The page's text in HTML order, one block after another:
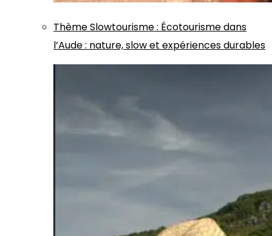
ThèmeSlowtourisme: Écotourisme dans
l’Aude : nature, slow et expériences durables